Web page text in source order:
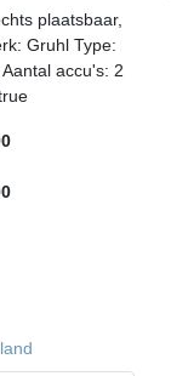
plaatsbaar,
Gruhl Type:
accu's: 2